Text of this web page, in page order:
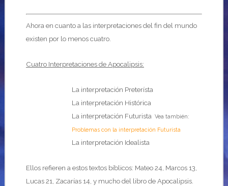
Ahora en cuanto a las interpretaciones del fin del mundo
existen por lo menos cuatro.
Cuatro Interpretaciones de Apocalipsis:
La interpretación Preterísta
La interpretación Histórica
La interpretación Futurista Vea también:
Problemas con la interpretación Futurista
La interpretación Idealista
Ellos refieren a estos textos bíblicos: Mateo 24, Marcos 13,
Lucas 21, Zacarías 14, y mucho del libro de Apocalipsis.